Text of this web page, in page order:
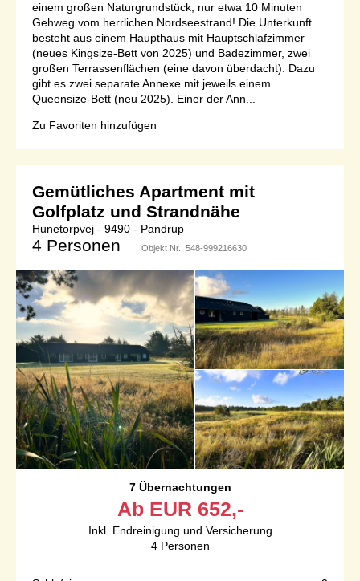
einem großen Naturgrundstück, nur etwa 10 Minuten
Gehweg vom herrlichen Nordseestrand! Die Unterkunft
besteht aus einem Haupthaus mit Hauptschlafzimmer
(neues Kingsize-Bett von 2025) und Badezimmer, zwei
großen Terrassenflächen (eine davon überdacht). Dazu
gibt es zwei separate Annexe mit jeweils einem
Queensize-Bett (neu 2025). Einer der Ann...
Zu Favoriten hinzufügen
Gemütliches Apartment mit
Golfplatz und Strandnähe
Hunetorpvej - 9490 - Pandrup
4 Personen Objekt Nr.: 548-999216630
7 Übernachtungen
Ab EUR 652,-
Inkl. Endreinigung und Versicherung
4 Personen